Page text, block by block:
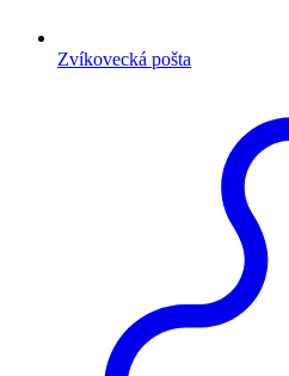
Zvíkovecká pošta